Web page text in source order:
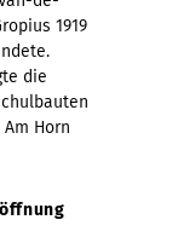
1919
die
Horn